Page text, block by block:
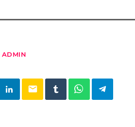
ADMIN
email